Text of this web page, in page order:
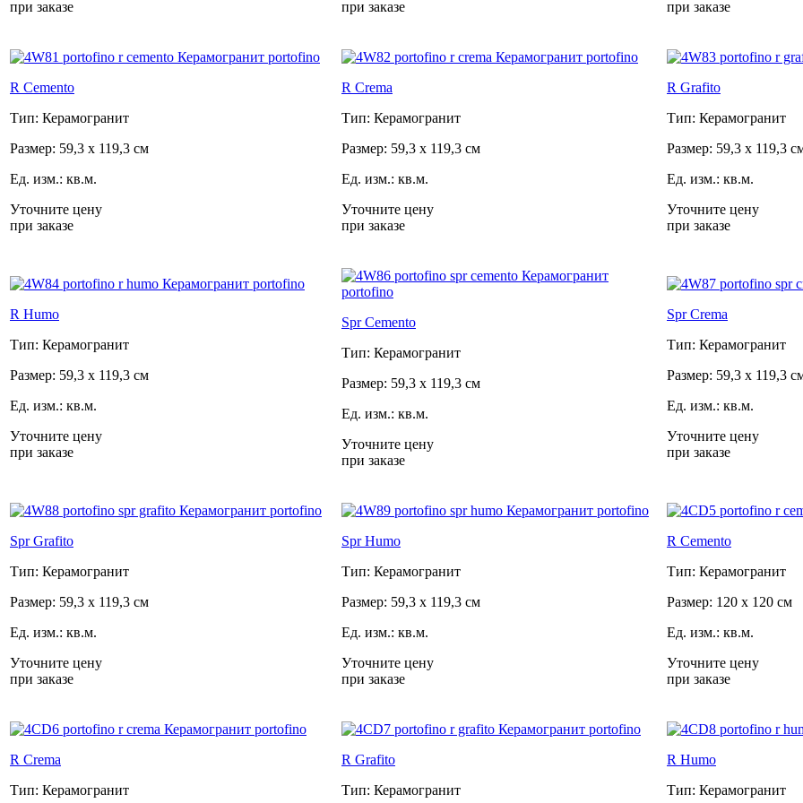
при заказе при заказе при заказе
R Cemento
Тип: Керамогранит
Размер: 59,3 x 119,3 см
Ед. изм.: кв.м.
Уточните цену
при заказе
R Crema
Тип: Керамогранит
Размер: 59,3 x 119,3 см
Ед. изм.: кв.м.
Уточните цену
при заказе
R Grafito
Тип: Керамогранит
Размер: 59,3 x 119,3
Ед. изм.: кв.м.
Уточните цену
при заказе
R Humo
Тип: Керамогранит
Размер: 59,3 x 119,3 см
Ед. изм.: кв.м.
Уточните цену
при заказе
Spr Cemento
Тип: Керамогранит
Размер: 59,3 x 119,3 см
Ед. изм.: кв.м.
Уточните цену
при заказе
Spr Crema
Тип: Керамогранит
Размер: 59,3 x 119,3
Ед. изм.: кв.м.
Уточните цену
при заказе
Spr Grafito
Тип: Керамогранит
Размер: 59,3 x 119,3 см
Ед. изм.: кв.м.
Уточните цену
при заказе
Spr Humo
Тип: Керамогранит
Размер: 59,3 x 119,3 см
Ед. изм.: кв.м.
Уточните цену
при заказе
R Cemento
Тип: Керамогранит
Размер: 120 x 120 см
Ед. изм.: кв.м.
Уточните цену
при заказе
R Crema
Тип: Керамогранит
R Grafito
Тип: Керамогранит
R Humo
Тип: Керамогранит